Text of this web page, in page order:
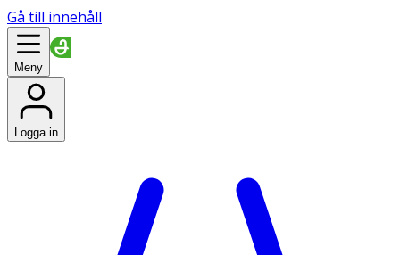
Gå till innehåll
Meny
Logga in